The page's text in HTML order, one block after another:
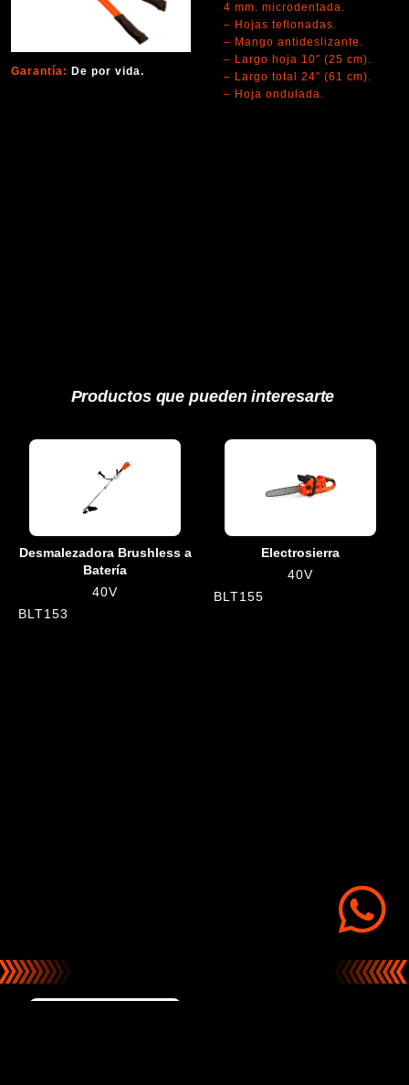
Garantía: De por vida.
4 mm. microdentada.
– Hojas teflonadas.
– Mango antideslizante.
– Largo hoja 10″ (25 cm).
– Largo total 24″ (61 cm).
– Hoja ondulada.
Productos que pueden interesarte
Desmalezadora Brushless a
Batería
40V
BLT153
Electrosierra
40V
BLT155